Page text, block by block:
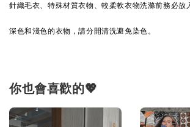
針織毛衣、特殊材質衣物、較柔軟衣物洗滌前務必放
深色和淺色的衣物，請分開清洗避免染色。
你也會喜歡的💖